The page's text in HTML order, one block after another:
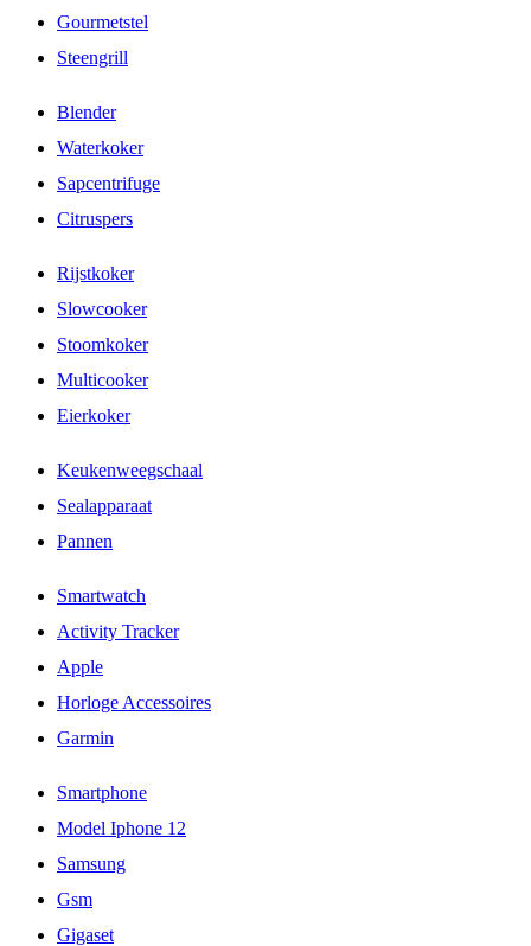
Gourmetstel
Steengrill
Blender
Waterkoker
Sapcentrifuge
Citruspers
Rijstkoker
Slowcooker
Stoomkoker
Multicooker
Eierkoker
Keukenweegschaal
Sealapparaat
Pannen
Smartwatch
Activity Tracker
Apple
Horloge Accessoires
Garmin
Smartphone
Model Iphone 12
Samsung
Gsm
Gigaset